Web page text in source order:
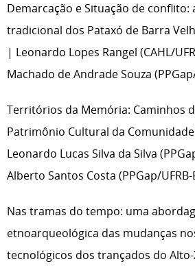
Demarcação e Situação de
tradicional dos Pataxó de Barra
| Leonardo Lopes Rangel (CAHL/
Machado de Andrade Souza
Territórios da Memória: Caminhos
Patrimônio Cultural da
Leonardo Lucas Silva da Silva
Alberto Santos Costa (PPGap/UFRB-
Nas tramas do tempo: uma
etnoarqueológica das mudanças
tecnológicos dos trançados do